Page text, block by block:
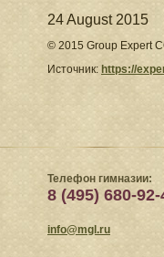
24 August 2015
© 2015 Group Expert
Источник: https://
Телефон гимназии:
8 (495) 680-92-
info@mgl.ru